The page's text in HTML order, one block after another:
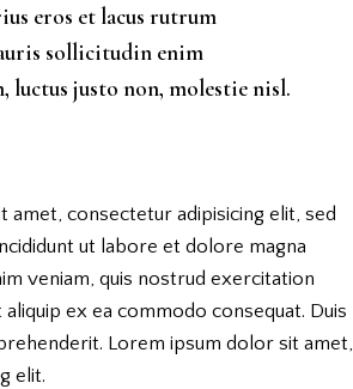
eros et lacus rutrum
sollicitudin enim
luctus justo non, molestie nisl.
amet, consectetur adipisicing elit, sed
ut labore et dolore magna
veniam, quis nostrud exercitation
ex ea commodo consequat. Duis
Lorem ipsum dolor sit amet,
elit.